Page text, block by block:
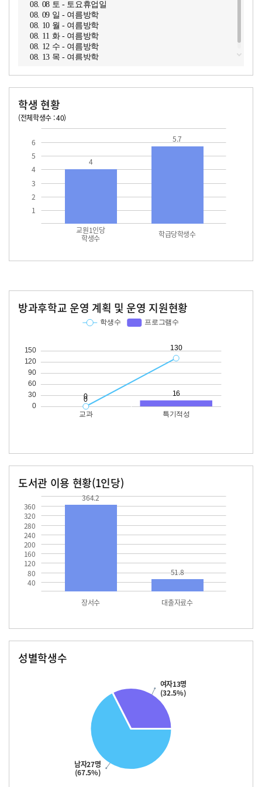
08. 08 토 - 토요휴업일
08. 09 일 - 여름방학
08. 10 월 - 여름방학
08. 11 화 - 여름방학
08. 12 수 - 여름방학
08. 13 목 - 여름방학
학생 현황
(전체학생수 : 40)
1
2
3
4
5
6
교원1인당
학생수 학급당학생수
4
5.7
방과후학교 운영 계획 및 운영 지원현황
도서관 이용 현황(1인당)
40
80
120
160
200
240
280
320
360
장서수 대출자료수
364.2
51.8
성별학생수
남자27명
(67.5%)
여자13명
(32.5%)